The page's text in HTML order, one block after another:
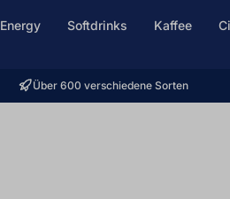
Energy Softdrinks Kaffee
Über 600 verschiedene Sorten